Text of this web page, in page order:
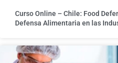
Curso Online – Chile: Food
Defensa Alimentaria en las